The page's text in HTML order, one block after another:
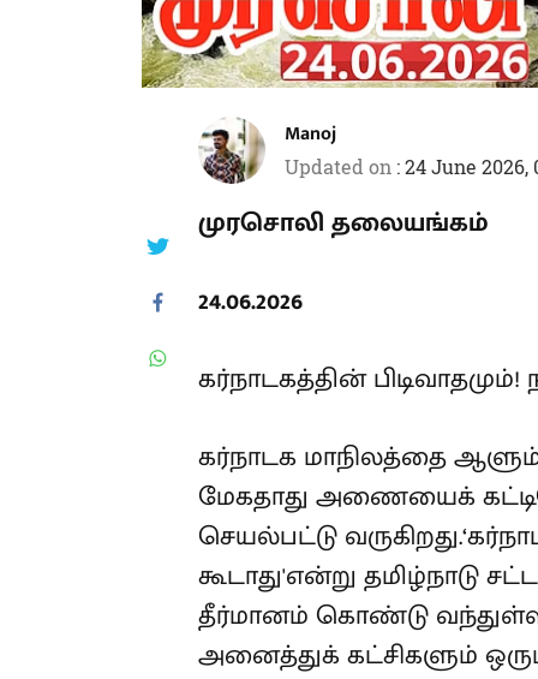
Manoj
Updated on :24 June 2026,
முரசொலி தலையங்கம்
24.06.2026
கர்நாடகத்தின்
கர்நாடக மாநிலத்தை ஆளும்
மேகதாது அணையைக்
செயல்பட்டு
கூடாது'என்று தமிழ்நாடு
தீர்மானம் கொண்டு
அனைத்துக் கட்சிகளும்